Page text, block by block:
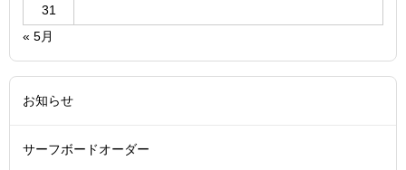
31
« 5月
お知らせ
サーフボードオーダー